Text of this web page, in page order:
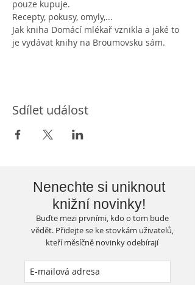
pouze kupuje.
Recepty, pokusy, omyly,...
Jak kniha Domácí mlékař vznikla a jaké to
je vydávat knihy na Broumovsku sám.
Sdílet událost
Nenechte si uniknout
knižní novinky!
Buďte mezi prvními, kdo o tom bude
vědět. Přidejte se ke stovkám uživatelů,
kteří měsíčně novinky odebírají